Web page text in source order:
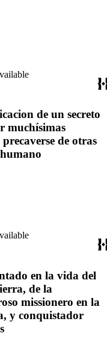
de un secreto
muchísimas
de otras
en la vida del
de la
missionero en la
y conquistador